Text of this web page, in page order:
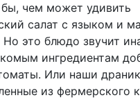
бы, чем может удивить
салат с языком и
это блюдо звучит
ингредиентам
Или наши
из фермерского